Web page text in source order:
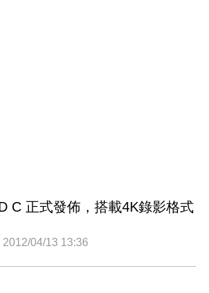
C 正式發佈，搭載4K錄影格式
2012/04/13 13:36